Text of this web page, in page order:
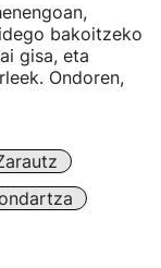
bakoitzeko
gisa, eta
Ondoren,